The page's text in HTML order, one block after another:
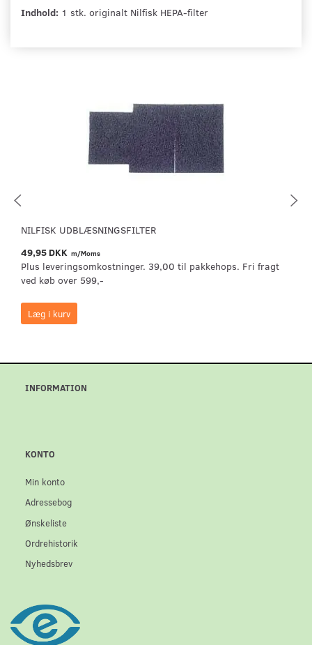
Indhold: 1 stk. originalt Nilfisk HEPA-filter
NILFISK UDBLÆSNINGSFILTER
49,95 DKK m/Moms
Plus leveringsomkostninger. 39,00 til pakkehops. Fri fragt
ved køb over 599,-
Læg i kurv
INFORMATION
KONTO
Min konto
Adressebog
Ønskeliste
Ordrehistorik
Nyhedsbrev